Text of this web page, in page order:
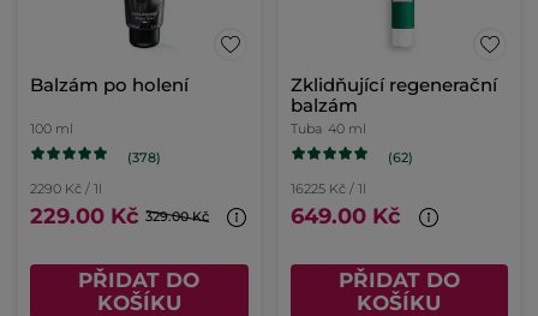
Balzám po holení
100 ml
(378)
2290 Kč / 1l
229.00 Kč 329.00 Kč
PŘIDAT DO
KOŠÍKU
Zklidňující regenerační
balzám
Tuba 40 ml
(62)
16225 Kč / 1l
649.00 Kč
PŘIDAT DO
KOŠÍKU